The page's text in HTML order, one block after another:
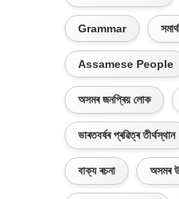
Grammar
Assamese People
অসমৰ জনপ্ৰিয় লোক
ভাৰতবৰ্ষৰ প্ৰৱিত্ৰ তীৰ্থস্থান
বাক্য ৰচনা অসমৰ